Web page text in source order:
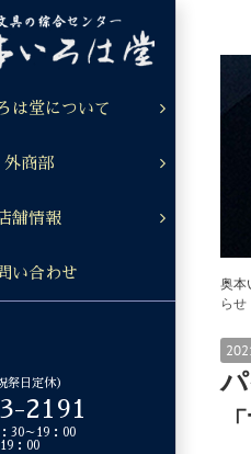
は堂について
外商部
舗情報
い合わせ
祭日定休）
2191
30～19：00
：00
奥本
らせ